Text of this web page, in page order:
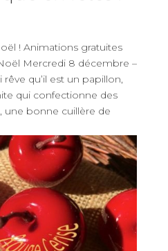
! Animations gratuites
Mercredi 8 décembre –
rêve qu’il est un papillon,
qui confectionne des
une bonne cuillère de